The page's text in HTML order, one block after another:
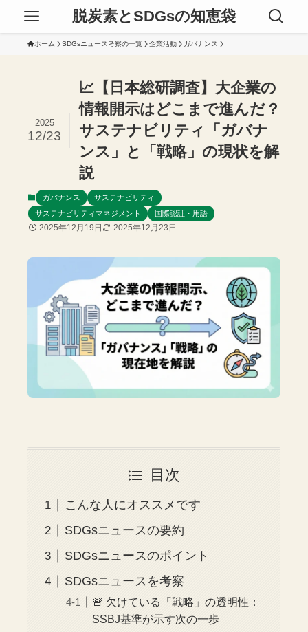
脱炭素とSDGsの知恵袋
ホーム SDGsニュース考察の一覧 企業活動 ガバナンス
📈【日本総研調査】大企業の
情報開示はどこまで進んだ？
サステナビリティ「ガバナ
ンス」と「戦略」の現状を解
説
2025
12/23
ガバナンス
サステナビリティ
サステナビリティマネジメント
国際認証・用語
2025年12月19日 2025年12月23日
目次
こんな人にオススメです
SDGsニュースの要約
SDGsニュースのポイント
SDGsニュースを考察
🚨 欠けている「戦略」の透明性：
SSBJ基準が示す次の一歩